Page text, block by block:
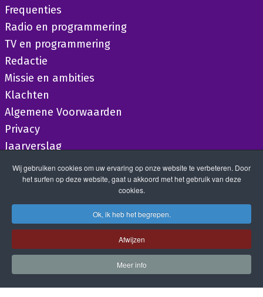
Frequenties
Radio en programmering
TV en programmering
Redactie
Missie en ambities
Klachten
Algemene Voorwaarden
Privacy
Jaarverslag
Wij gebruiken cookies om uw ervaring op onze website te verbeteren. Door
het surfen op deze website, gaat u akkoord met het gebruik van deze
cookies.
Ok, ik heb het begrepen.
Afwijzen
Meer info